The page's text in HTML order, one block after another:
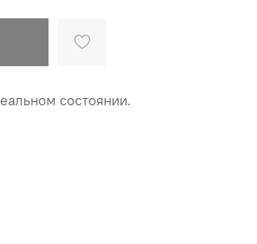
состоянии.